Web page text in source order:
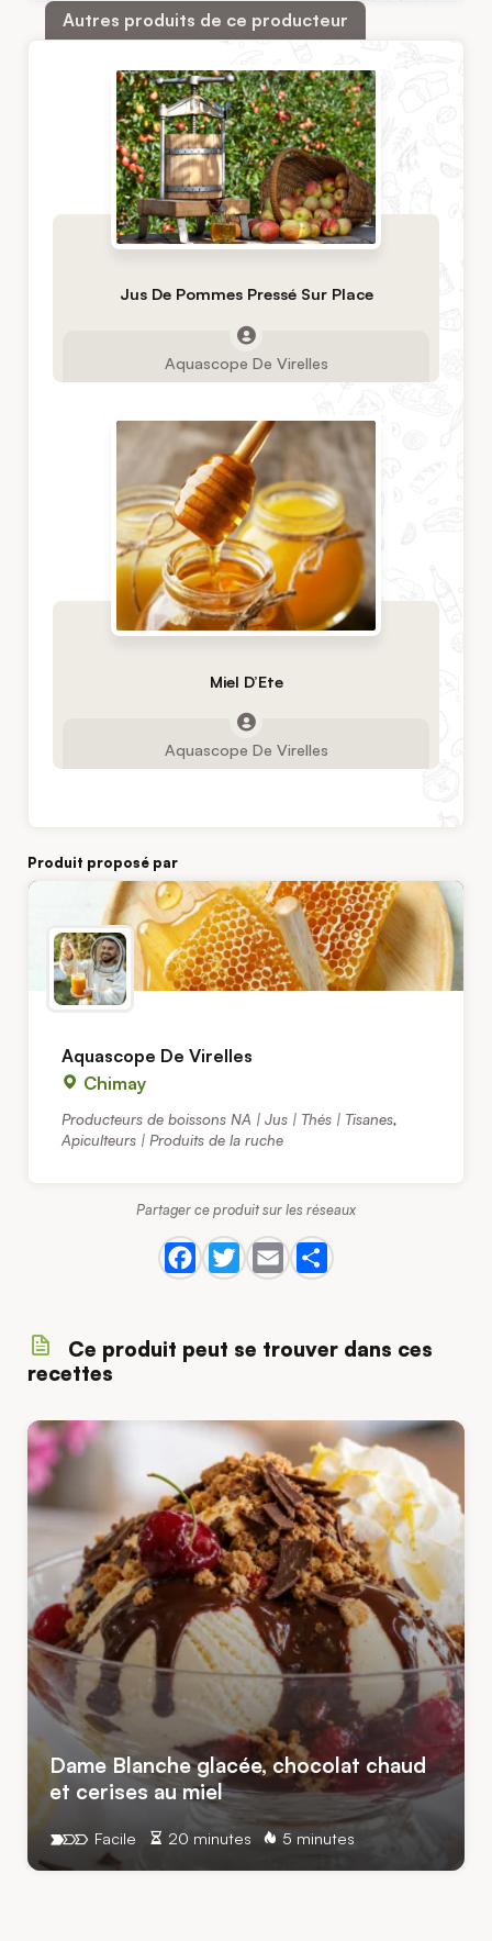
Autres produits de ce producteur
Jus De Pommes Pressé Sur Place
Aquascope De Virelles
Miel D’Ete
Aquascope De Virelles
Produit proposé par
Aquascope De Virelles
Chimay
Producteurs de boissons NA | Jus | Thés | Tisanes,
Apiculteurs | Produits de la ruche
Partager ce produit sur les réseaux
Ce produit peut se trouver dans ces
recettes
Dame Blanche glacée, chocolat chaud
et cerises au miel
20 minutes 5 minutes
Facile